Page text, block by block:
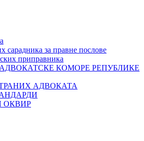
сарадника за правне послове
приправника
КОМОРЕ РЕПУБЛИКЕ
АДВОКАТА
ОКВИР